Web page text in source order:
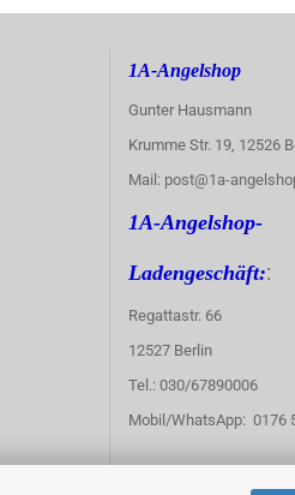
1A-Angelshop
Gunter Hausmann
Krumme Str. 19, 12526
Mail: post@1a-
1A-Angelshop-
Ladengeschäft::
Regattastr. 66
12527 Berlin
Tel.: 030/67890006
Mobil/WhatsApp: 0176